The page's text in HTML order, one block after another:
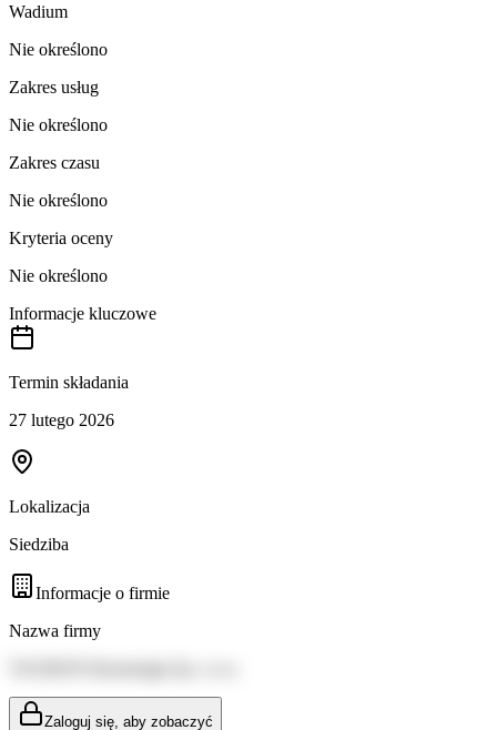
Wadium
Nie określono
Zakres usług
Nie określono
Zakres czasu
Nie określono
Kryteria oceny
Nie określono
Informacje kluczowe
Termin składania
27 lutego 2026
Lokalizacja
Siedziba
Informacje o firmie
Nazwa firmy
Zaloguj się, aby zobaczyć